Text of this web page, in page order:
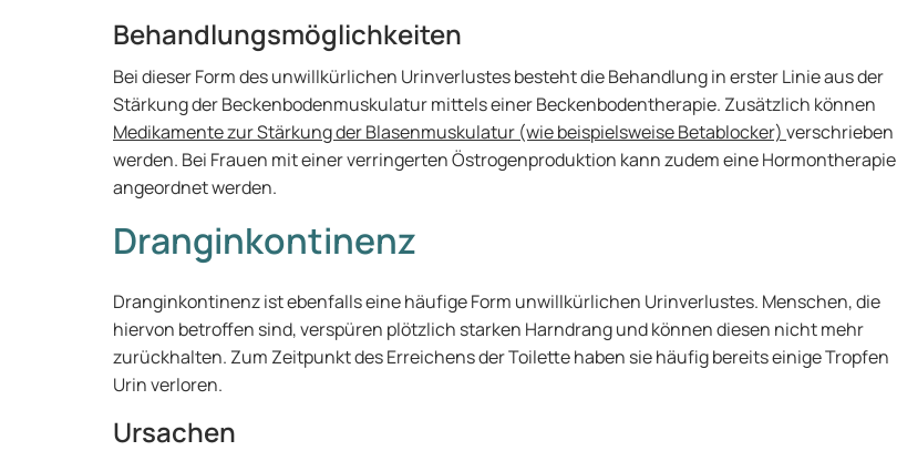
Behandlungsmöglichkeiten
Bei dieser Form des unwillkürlichen Urinverlustes besteht die Behandlung in erster Linie aus der
Stärkung der Beckenbodenmuskulatur mittels einer Beckenbodentherapie. Zusätzlich können
Medikamente zur Stärkung der Blasenmuskulatur (wie beispielsweise Betablocker) verschrieben
werden. Bei Frauen mit einer verringerten Östrogenproduktion kann zudem eine Hormontherapie
angeordnet werden.
Dranginkontinenz
Dranginkontinenz ist ebenfalls eine häufige Form unwillkürlichen Urinverlustes. Menschen, die
hiervon betroffen sind, verspüren plötzlich starken Harndrang und können diesen nicht mehr
zurückhalten. Zum Zeitpunkt des Erreichens der Toilette haben sie häufig bereits einige Tropfen
Urin verloren.
Ursachen